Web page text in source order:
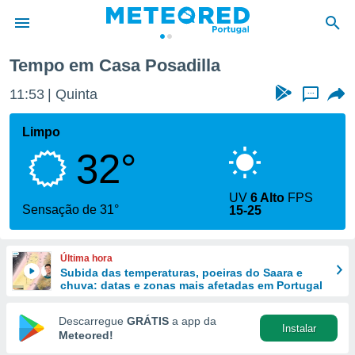
da
foi
fornecidas
a este
das
e
forma
digital
Tempo em Casa Posadilla
11:53 Quinta ...
Limpo
32°
Sensação de 31°
UV6 Alto FPS
15-25
Última hora
Subida das temperaturas, poeiras do Saara e
chuva: datas e zonas mais afetadas em Portugal
Descarregue GRÁTIS a app da
Meteored!
Instalar